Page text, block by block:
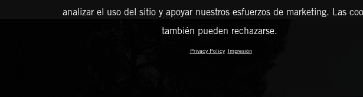
analizar el uso del sitio y apoyar nuestros esfuerzos de marketing. Las
también pueden rechazarse.
Privacy Policy Impresión